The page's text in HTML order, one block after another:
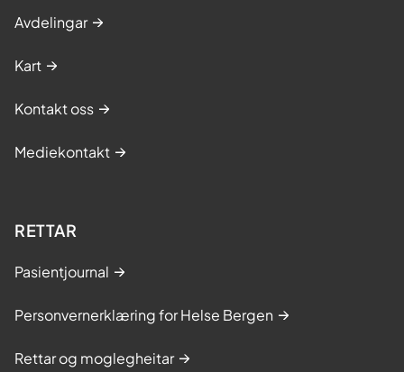
Avdelingar
Kart
Kontakt oss
Mediekontakt
RETTAR
Pasientjournal
Personvernerklæring for Helse Bergen
Rettar og moglegheitar